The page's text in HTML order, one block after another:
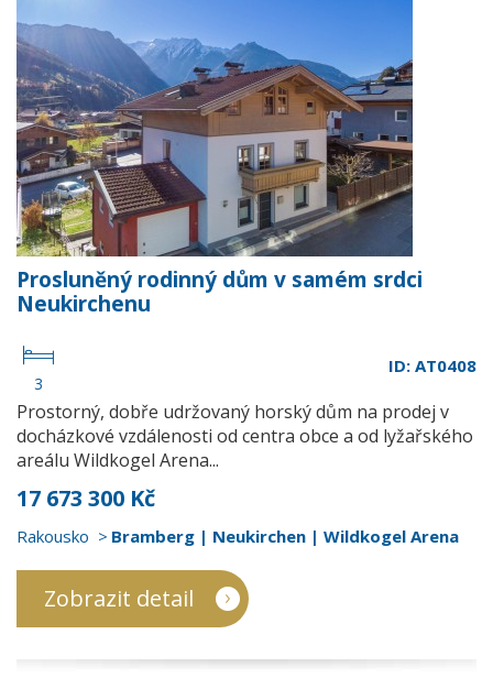
Prosluněný rodinný dům v samém srdci
Neukirchenu
3
ID: AT0408
Prostorný, dobře udržovaný horský dům na prodej v
docházkové vzdálenosti od centra obce a od lyžařského
areálu Wildkogel Arena...
17 673 300 Kč
Rakousko Bramberg | Neukirchen | Wildkogel Arena
Zobrazit detail